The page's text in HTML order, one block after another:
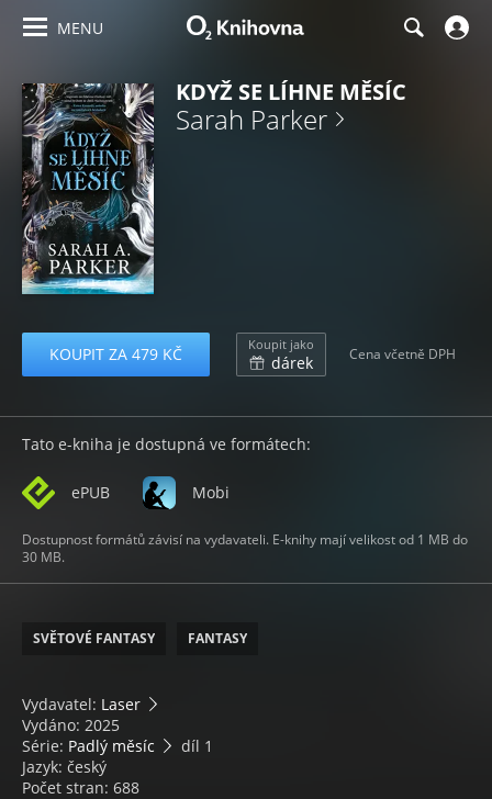
MENU
KDYŽ SE LÍHNE MĚSÍC
Sarah Parker
KOUPIT ZA 479 KČ Koupit jako
dárek Cena včetně DPH
Tato e-kniha je dostupná ve formátech:
ePUB Mobi
Dostupnost formátů závisí na vydavateli. E-knihy mají velikost od 1 MB do
30 MB.
SVĚTOVÉ FANTASY FANTASY
Vydavatel: Laser
Vydáno: 2025
Série: Padlý měsíc
díl 1
Jazyk: český
Počet stran: 688